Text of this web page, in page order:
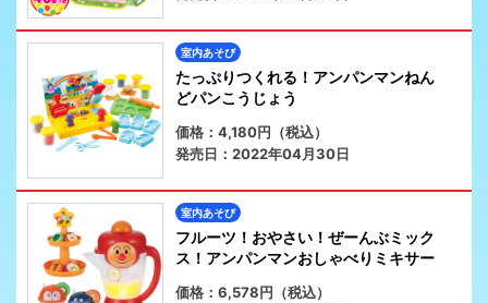
室内あそび
たっぷりつくれる！アンパンマンねん
どパンこうじょう
価格：4,180円（税込）
発売日：2022年04月30日
室内あそび
フルーツ！おやさい！ぜーんぶミック
ス！アンパンマンおしゃべりミキサー
価格：6,578円（税込）